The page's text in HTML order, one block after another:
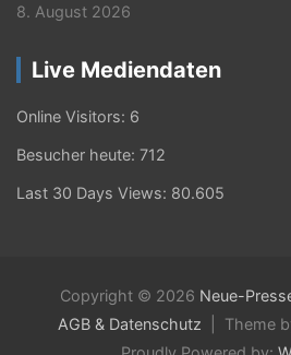
8. August 2026
Live Mediendaten
Online Visitors: 6
Besucher heute: 712
Last 30 Days Views: 80.605
Copyright © 2026 Neue-
AGB & Datenschutz
Theme